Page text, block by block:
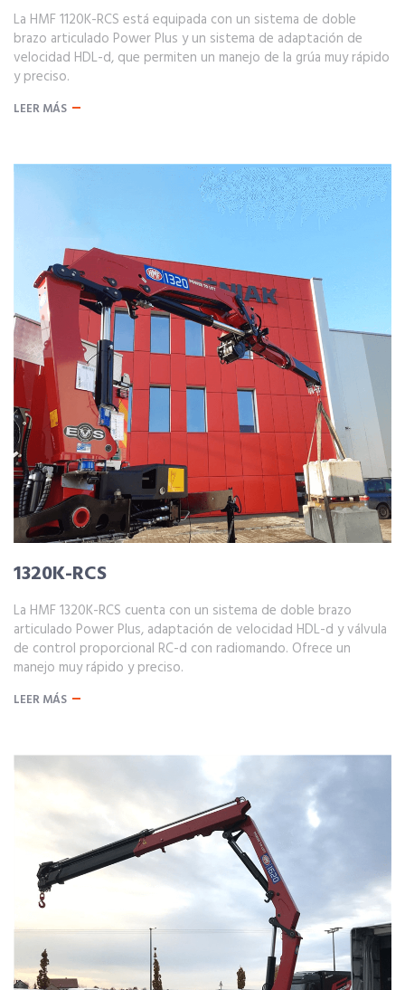
La HMF 1120K-RCS está equipada con un sistema de doble
brazo articulado Power Plus y un sistema de adaptación de
velocidad HDL-d, que permiten un manejo de la grúa muy rápido
y preciso.
LEER MÁS
1320K-RCS
La HMF 1320K-RCS cuenta con un sistema de doble brazo
articulado Power Plus, adaptación de velocidad HDL-d y válvula
de control proporcional RC-d con radiomando. Ofrece un
manejo muy rápido y preciso.
LEER MÁS